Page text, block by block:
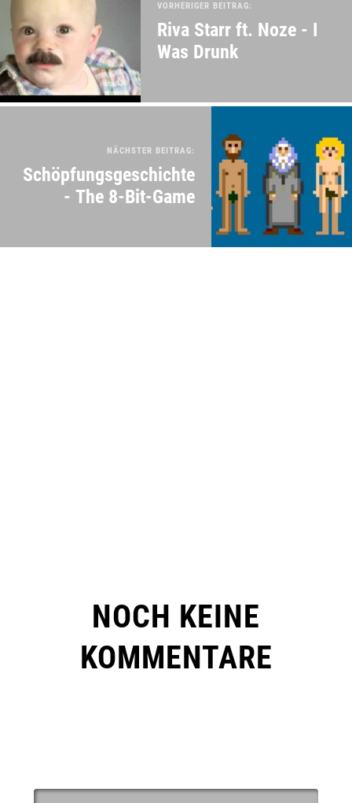
VORHERIGER BEITRAG:
Riva Starr ft. Noze - I
Was Drunk
NÄCHSTER BEITRAG:
Schöpfungsgeschichte
- The 8-Bit-Game
NOCH KEINE
KOMMENTARE